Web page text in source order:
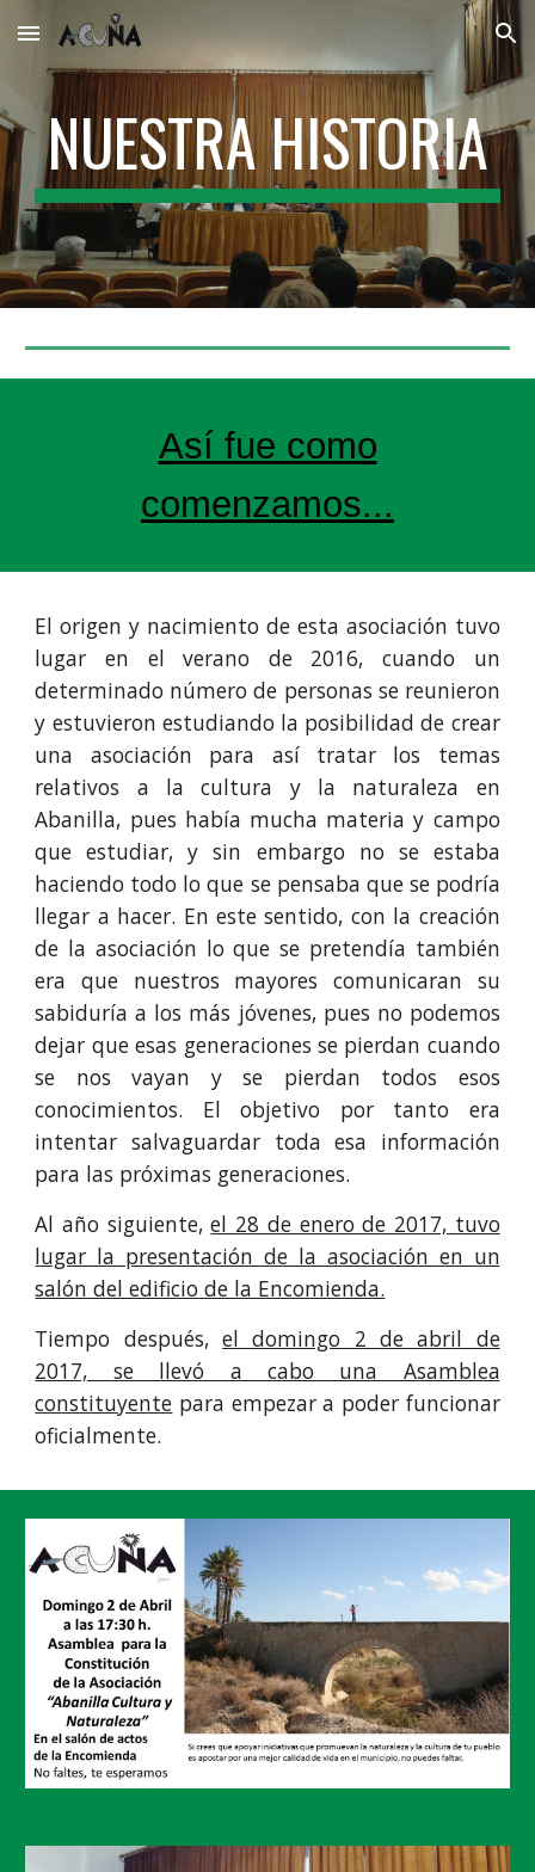
Skip to main content Skip to navigation
NUESTRA HISTORIA
Así fue como
comenzamos...
El origen y nacimiento de esta asociación tuvo
lugar en el verano de 2016, cuando un
determinado número de personas se reunieron
y estuvieron estudiando la posibilidad de crear
una asociación para así tratar los temas
relativos a la cultura y la naturaleza en
Abanilla, pues había mucha materia y campo
que estudiar, y sin embargo no se estaba
haciendo todo lo que se pensaba que se podría
llegar a hacer. En este sentido, con la creación
de la asociación lo que se pretendía también
era que nuestros mayores comunicaran su
sabiduría a los más jóvenes, pues no podemos
dejar que esas generaciones se pierdan cuando
se nos vayan y se pierdan todos esos
conocimientos. El objetivo por tanto era
intentar salvaguardar toda esa información
para las próximas generaciones.
Al año siguiente,el 28 de enero de 2017, tuvo
lugar la presentación de la asociación en un
salón del edificio de la Encomienda.
Tiempo después,el domingo 2 de abril de
2017, se llevó a cabo una Asamblea
constituyente para empezar a poder funcionar
oficialmente.